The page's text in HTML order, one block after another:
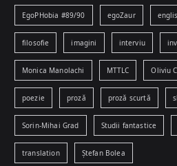
EgoPHobia #89/90 egoZaur
filosofie imagini interviu
Monica Manolachi MTTLC Oliviu
poezie proză proză scurtă
Sorin-Mihai Grad Studii fantastice
translation Ștefan Bolea